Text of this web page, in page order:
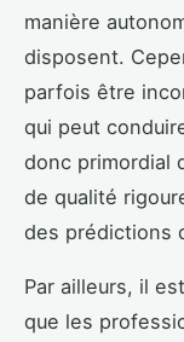
manière
disposent.
parfois être
qui peut
donc primordial
de qualité
des prédictions
Par ailleurs, il
que les